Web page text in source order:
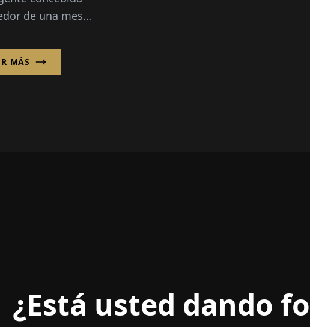
de una mesa
jugador global
de
MÁS
¿Está usted dando